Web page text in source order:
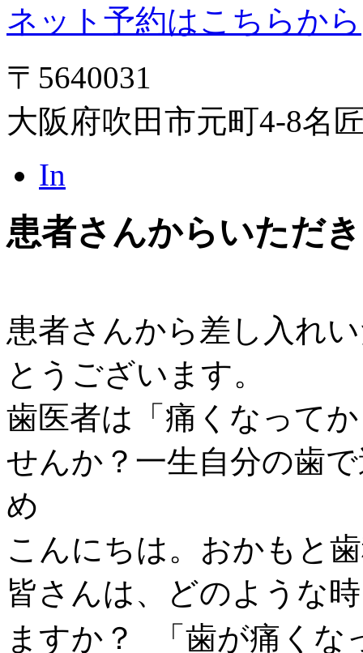
ネット予約はこちらから
〒5640031
大阪府吹田市元町4-8名
In
患者さんからいただ
患者さんから差し入れ
とうございます。
歯医者は「痛くなって
せんか？一生自分の歯
め
こんにちは。おかもと
皆さんは、どのような
ますか？ 「歯が痛くな